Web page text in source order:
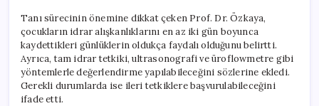
Tanı sürecinin önemine dikkat çeken Prof. Dr. Özkaya,
çocukların idrar alışkanlıklarını en az iki gün boyunca
kaydettikleri günlüklerin oldukça faydalı olduğunu belirtti.
Ayrıca, tam idrar tetkiki, ultrasonografi ve üroflowmetre gibi
yöntemlerle değerlendirme yapılabileceğini sözlerine ekledi.
Gerekli durumlarda ise ileri tetkiklere başvurulabileceğini
ifade etti.